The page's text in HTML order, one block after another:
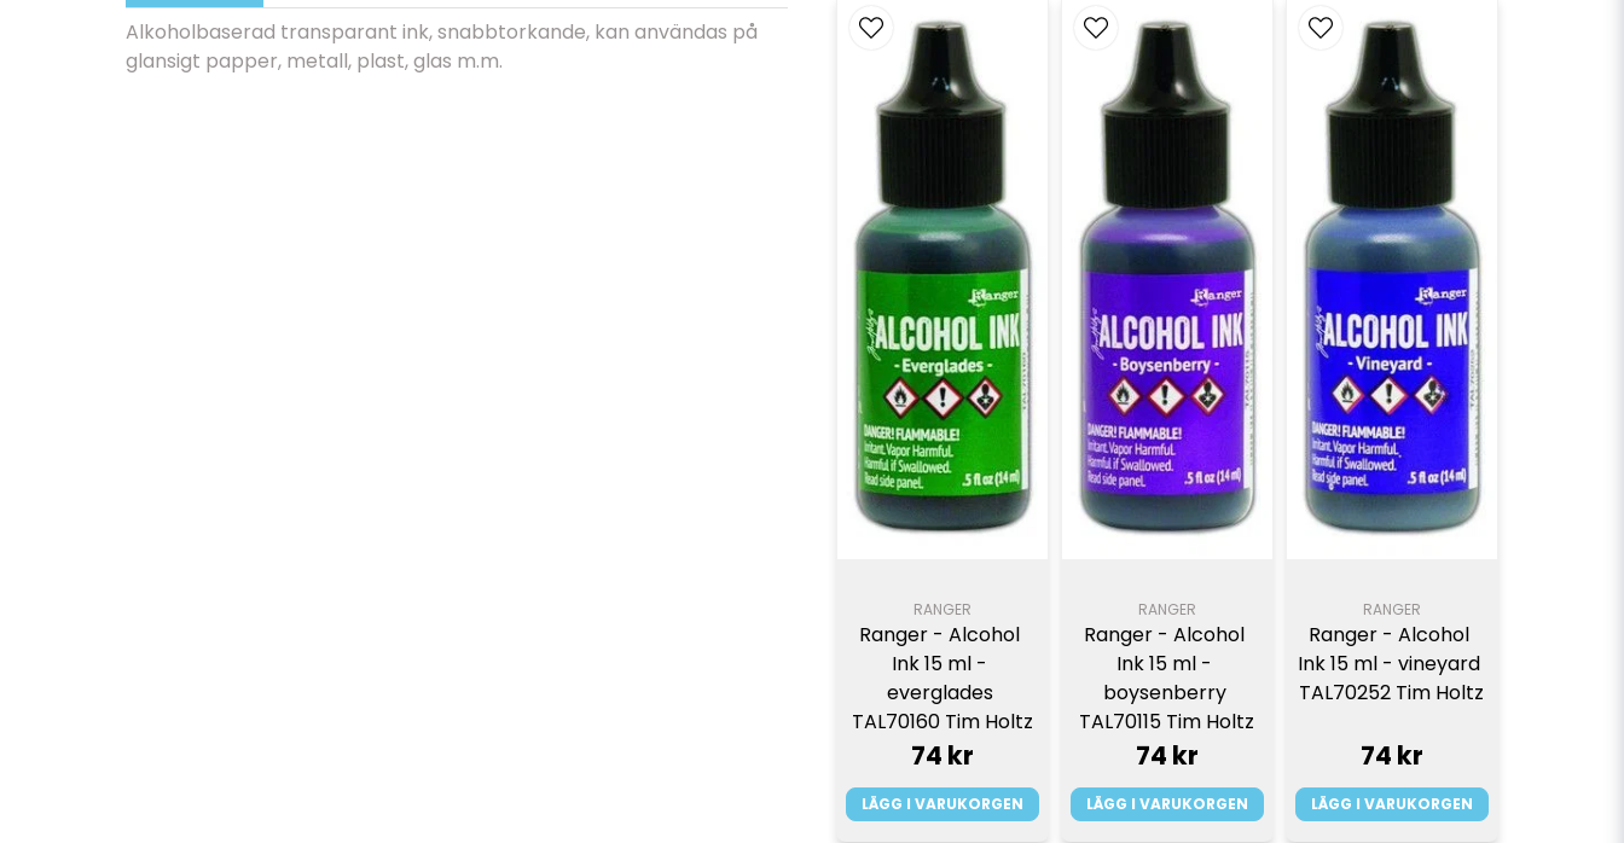
Alkoholbaserad transparant ink, snabbtorkande, kan användas på
glansigt papper, metall, plast, glas m.m.
RANGER
Ranger - Alcohol
Ink 15 ml -
everglades
TAL70160 Tim Holtz
74 kr
LÄGG I VARUKORGEN
RANGER
Ranger - Alcohol
Ink 15 ml -
boysenberry
TAL70115 Tim Holtz
74 kr
LÄGG I VARUKORGEN
RANGER
Ranger - Alcohol
Ink 15 ml - vineyard
TAL70252 Tim Holtz
74 kr
LÄGG I VARUKORGEN